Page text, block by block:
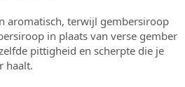
aromatisch, terwijl gembersiroop
in plaats van verse gember
pittigheid en scherpte die je
haalt.